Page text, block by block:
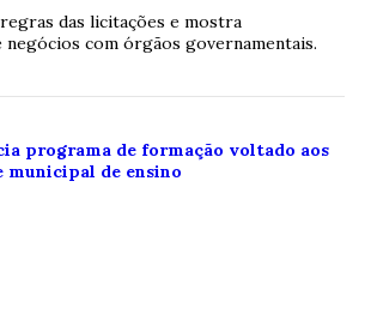
das licitações e mostra
com órgãos governamentais.